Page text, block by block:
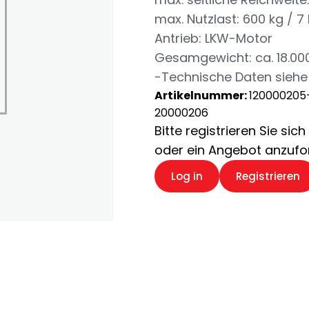
max. Nutzlast: 600 kg / 7
Antrieb: LKW-Motor
Gesamgewicht: ca.
-Technische Daten
Artikelnummer:
20000206
Bitte registrieren Sie
oder ein Angebot
Log in Registrieren